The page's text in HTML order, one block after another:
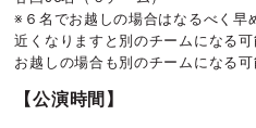
※６名でお越しの場合はなるべく早
近くなりますと別のチームになる
お越しの場合も別のチームになる可
【公演時間】